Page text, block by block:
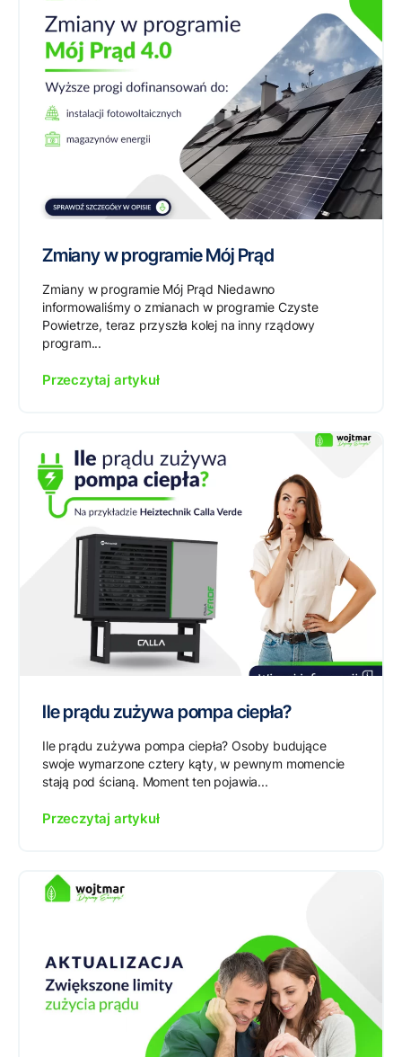
Zmiany w programie Mój Prąd
Zmiany w programie Mój Prąd Niedawno
informowaliśmy o zmianach w programie Czyste
Powietrze, teraz przyszła kolej na inny rządowy
program...
Przeczytaj artykuł
Ile prądu zużywa pompa ciepła?
Ile prądu zużywa pompa ciepła? Osoby budujące
swoje wymarzone cztery kąty, w pewnym momencie
stają pod ścianą. Moment ten pojawia...
Przeczytaj artykuł